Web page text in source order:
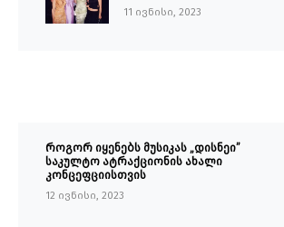
11 ივნისი, 2023
როგორ იყენებს მუსიკას „დისნეი”
საკულტო ატრაქციონის ახალი
კონცეფციისთვის
12 ივნისი, 2023